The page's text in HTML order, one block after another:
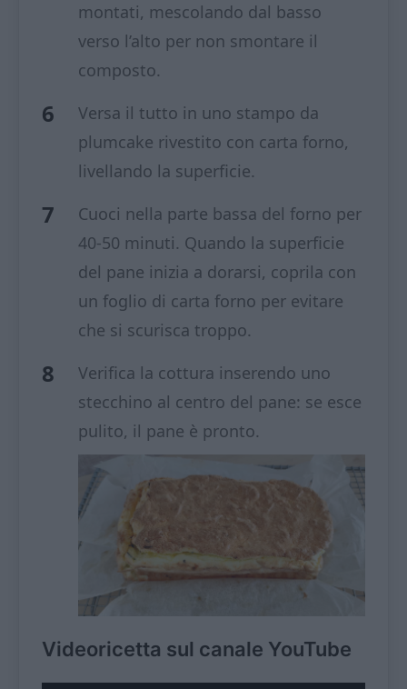
montati, mescolando dal basso
verso l’alto per non smontare il
composto.
Versa il tutto in uno stampo da
plumcake rivestito con carta forno,
livellando la superficie.
Cuoci nella parte bassa del forno per
40-50 minuti. Quando la superficie
del pane inizia a dorarsi, coprila con
un foglio di carta forno per evitare
che si scurisca troppo.
Verifica la cottura inserendo uno
stecchino al centro del pane: se esce
pulito, il pane è pronto.
Videoricetta sul canale YouTube